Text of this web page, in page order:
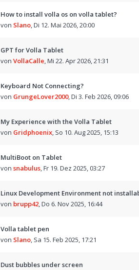
How to install volla os on volla tablet?
von Slano,Di 12. Mai 2026, 20:00
GPT for Volla Tablet
von VollaCalle,Mi 22. Apr 2026, 21:31
Keyboard Not Connecting?
von GrungeLover2000,Di 3. Feb 2026, 09:06
My Experience with the Volla Tablet
von Gridphoenix, So 10. Aug 2025, 15:13
MultiBoot on Tablet
von snabulus,Fr 19. Dez 2025, 03:27
Linux Development Environment not
von brupp42,Do 6. Nov 2025, 16:44
Volla tablet pen
von Slano, Sa 15. Feb 2025, 17:21
Dust bubbles under screen